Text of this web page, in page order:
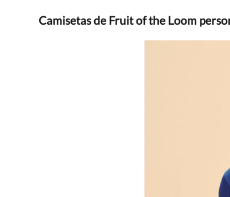
Camisetas de Fruit of the Loom